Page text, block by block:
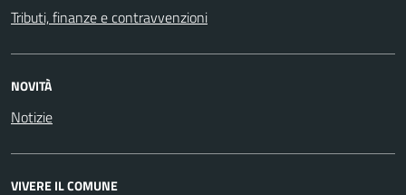
Tributi, finanze e contravvenzioni
NOVITÀ
Notizie
VIVERE IL COMUNE